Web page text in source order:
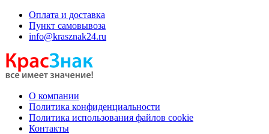
Оплата и доставка
Пункт самовывоза
info@krasznak24.ru
О компании
Политика конфиденциальности
Политика использования файлов cookie
Контакты